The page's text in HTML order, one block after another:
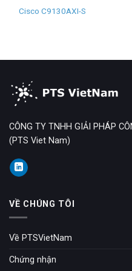
Cisco C9130AXI-S
CÔNG TY TNHH GIẢI PHÁP
(PTS Viet Nam)
VỀ CHÚNG TÔI
Về PTSVietNam
Chứng nhận